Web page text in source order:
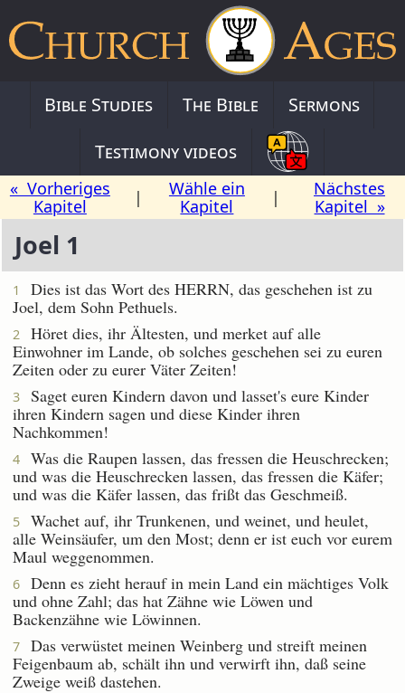
Bible Studies The Bible
Sermons
Testimony videos
« Vorheriges
Kapitel
|
Wähle ein
Kapitel
|
Nächstes
Kapitel »
Joel 1
1
Dies ist das Wort des HERRN, das geschehen ist zu
Joel, dem Sohn Pethuels.
2
Höret dies, ihr Ältesten, und merket auf alle
Einwohner im Lande, ob solches geschehen sei zu euren
Zeiten oder zu eurer Väter Zeiten!
3
Saget euren Kindern davon und lasset's eure Kinder
ihren Kindern sagen und diese Kinder ihren
Nachkommen!
4
Was die Raupen lassen, das fressen die Heuschrecken;
und was die Heuschrecken lassen, das fressen die Käfer;
und was die Käfer lassen, das frißt das Geschmeiß.
5
Wachet auf, ihr Trunkenen, und weinet, und heulet,
alle Weinsäufer, um den Most; denn er ist euch vor eurem
Maul weggenommen.
6
Denn es zieht herauf in mein Land ein mächtiges Volk
und ohne Zahl; das hat Zähne wie Löwen und
Backenzähne wie Löwinnen.
7
Das verwüstet meinen Weinberg und streift meinen
Feigenbaum ab, schält ihn und verwirft ihn, daß seine
Zweige weiß dastehen.